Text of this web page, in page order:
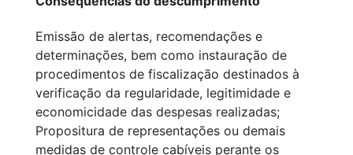
Emissão de alertas, recomendações e
determinações, bem como instauração de
procedimentos de fiscalização destinados à
verificação da regularidade, legitimidade e
economicidade das despesas realizadas;
Propositura de representações ou demais
medidas de controle cabíveis perante os